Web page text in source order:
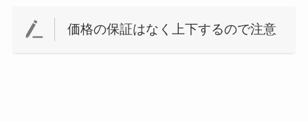
価格の保証はなく上下するので注意